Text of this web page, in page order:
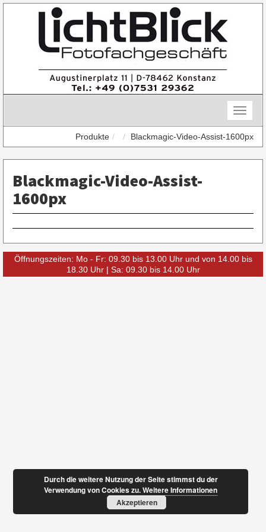
Toggle
Produkte
Blackmagic-Video-Assist-1600px
Blackmagic-Video-Assist-
1600px
Öffnungszeiten: Mo - Fr: 09.30 bis 13.00 Uhr und von 14.00 bis
18.30 Uhr | Sa: 09.30 bis 14.00 Uhr
Durch die weitere Nutzung der Seite stimmst du der
Verwendung von Cookies zu.Weitere Informationen
Akzeptieren